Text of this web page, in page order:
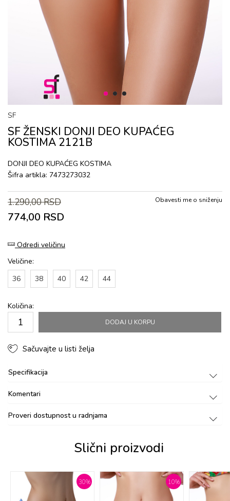
1 2 3
SF
SF ŽENSKI DONJI DEO KUPAĆEG
KOSTIMA 2121B
DONJI DEO KUPAĆEG KOSTIMA
Šifra artikla: 7473273032
1.290,00RSD
774,00 RSD
Obavesti me o sniženju
Odredi veličinu
Veličine:
36
38 40 42 44
Količina:
DODAJ U KORPU
Sačuvajte u listi želja
Specifikacija
Komentari
Proveri dostupnost u radnjama
Slični proizvodi
30% 10%